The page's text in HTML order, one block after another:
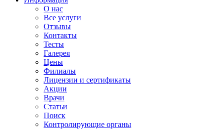
О нас
Все услуги
Отзывы
Контакты
Тесты
Галерея
Цены
Филиалы
Лицензии и сертификаты
Акции
Врачи
Статьи
Поиск
Контролирующие органы